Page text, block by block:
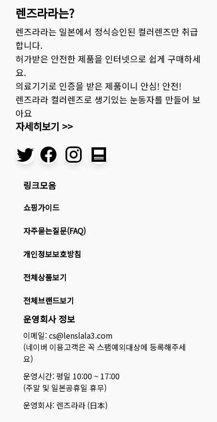
렌즈라라는?
렌즈라라는 일본에서 정식승인된 컬러렌즈만 취급
합니다.
허가받은 안전한 제품을 인터넷으로 쉽게 구매하세
요.
의료기기로 인증을 받은 제품이니 안심! 안전!
렌즈라라 컬러렌즈로 생기있는 눈동자를 만들어 보
아요
자세히보기 >>
링크모음
쇼핑가이드
자주묻는질문(FAQ)
개인정보보호방침
전체상품보기
전체브랜드보기
운영회사 정보
이메일: cs@lenslala3.com
(네이버 이용고객은 꼭 스팸예외대상에 등록해주세
요)
운영시간: 평일 10:00 ~ 17:00
(주말 및 일본공휴일 휴무)
운영회사: 렌즈라라 (日本)